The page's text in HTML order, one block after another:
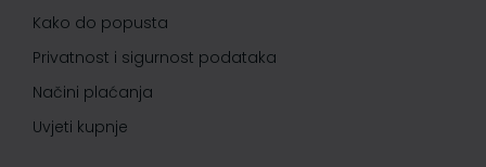
Kako do popusta
Privatnost i sigurnost podataka
Načini plaćanja
Uvjeti kupnje